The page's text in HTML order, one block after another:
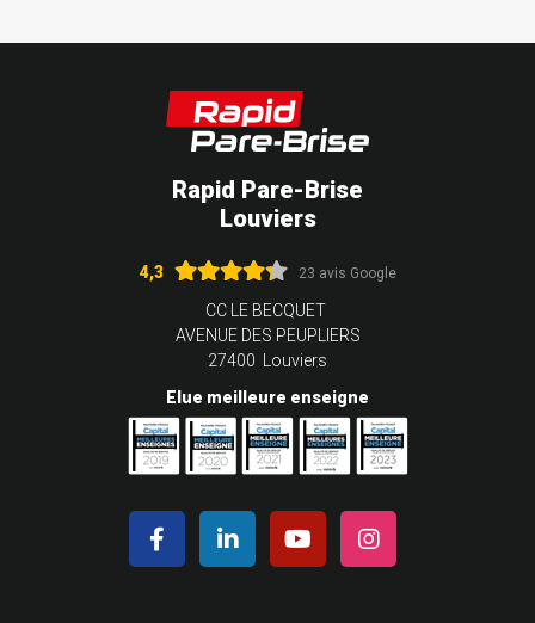
Rapid Pare-Brise
Louviers
4,3 23 avis Google
CC LE BECQUET
AVENUE DES PEUPLIERS
27400 Louviers
Elue meilleure enseigne